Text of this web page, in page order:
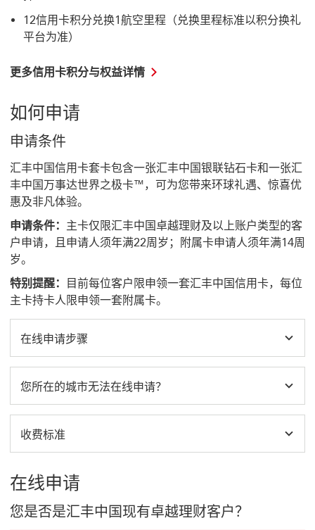
12信用卡积分兑换1航空里程（兑换里程标准以积分换礼
平台为准）
更多信用卡积分与权益详情
如何申请
申请条件
汇丰中国信用卡套卡包含一张汇丰中国银联钻石卡和一张汇
丰中国万事达世界之极卡™，可为您带来环球礼遇、惊喜优
惠及非凡体验。
申请条件： 主卡仅限汇丰中国卓越理财及以上账户类型的客
户申请，且申请人须年满22周岁；附属卡申请人须年满14周
岁。
特别提醒：
目前每位客户限申领一套汇丰中国信用卡，每位
主卡持卡人限申领一套附属卡。
在线申请步骤
您所在的城市无法在线申请？
收费标准
在线申请
您是否是汇丰中国现有卓越理财客户？